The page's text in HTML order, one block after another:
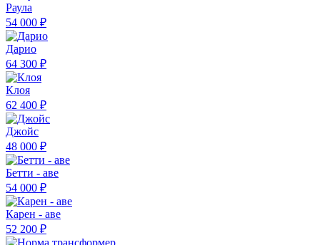
Раула
54 000 ₽
Дарио
64 300 ₽
Клоя
62 400 ₽
Джойс
48 000 ₽
Бетти - аве
54 000 ₽
Карен - аве
52 200 ₽